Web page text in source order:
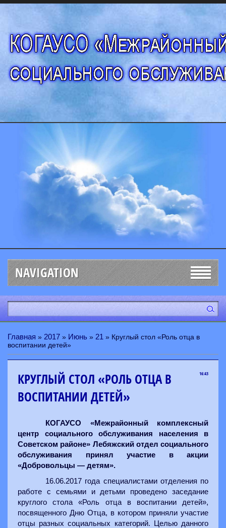
NAVIGATION
Главная » 2017 » Июнь » 21 » Круглый стол «Роль отца в
воспитании детей»
16:43
КРУГЛЫЙ СТОЛ «РОЛЬ ОТЦА В
ВОСПИТАНИИ ДЕТЕЙ»
КОГАУСО «Межрайонный комплексный
центр социального обслуживания населения в
Советском районе» Лебяжский отдел социального
обслуживания принял участие в акции
«Добровольцы — детям».
16.06.2017 года специалистами отделения по
работе с семьями и детьми проведено заседание
круглого стола «Роль отца в воспитании детей»,
посвященного Дню Отца, в котором приняли участие
отцы разных социальных категорий. Целью данного